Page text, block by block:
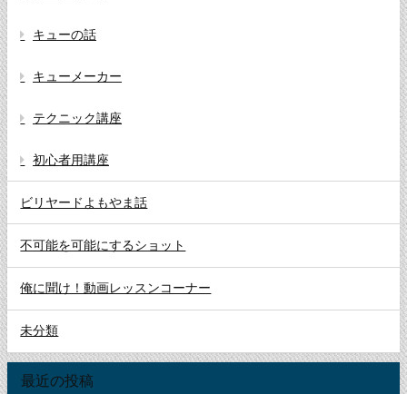
キューの話
キューメーカー
テクニック講座
初心者用講座
ビリヤードよもやま話
不可能を可能にするショット
俺に聞け！動画レッスンコーナー
未分類
最近の投稿